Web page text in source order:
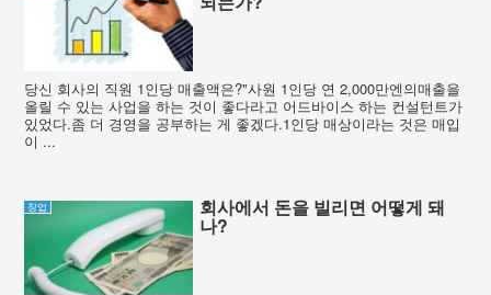
당신 회사의 직원 1인당 매출액은?"사원 1인당 연 2,000만엔의매출을
올릴 수 있는 사업을 하는 것이 좋다라고 어드바이스 하는 컨설턴트가
있었다.좀 더 경영을 공부하는 게 좋겠다.1인당 매상이라는 것은 매입
이 ...
창업 회사에서 돈을 빌리면 어떻게 돼
나?